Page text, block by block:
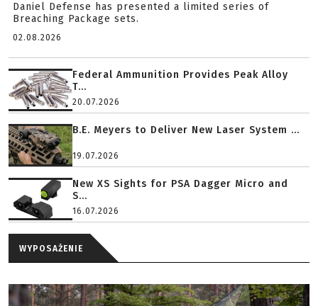
Daniel Defense has presented a limited series of
Breaching Package sets.
02.08.2026
Federal Ammunition Provides Peak Alloy
T...
20.07.2026
B.E. Meyers to Deliver New Laser System ...
19.07.2026
New XS Sights for PSA Dagger Micro and
S...
16.07.2026
WYPOSAŻENIE